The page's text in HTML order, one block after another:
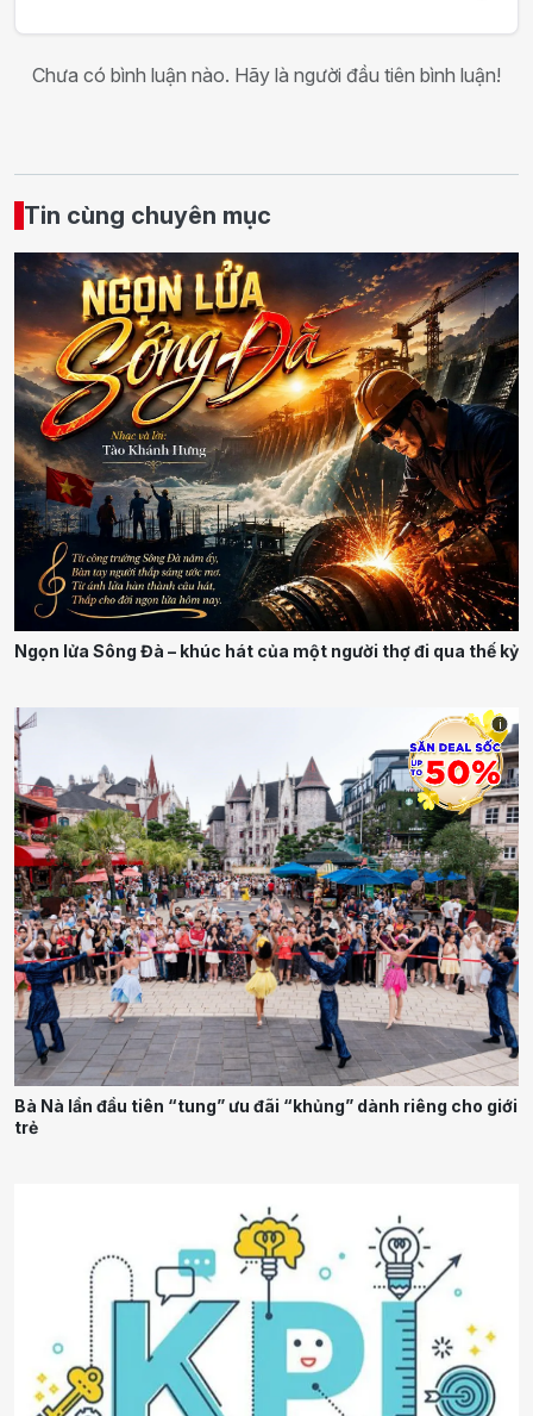
Chưa có bình luận nào. Hãy là người đầu tiên bình luận!
Tin cùng chuyên mục
Ngọn lửa Sông Đà – khúc hát của một người thợ đi qua thế kỷ
Bà Nà lần đầu tiên “tung” ưu đãi “khủng” dành riêng cho giới
trẻ
i